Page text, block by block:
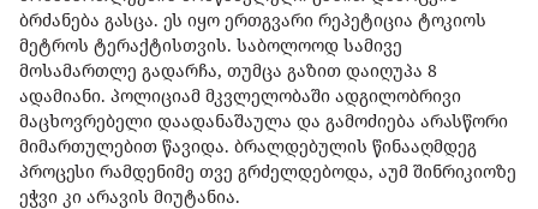
ბრძანება გასცა. ეს იყო ერთგვარი რეპეტიცია ტოკიოს
მეტროს ტერაქტისთვის. საბოლოოდ სამივე
მოსამართლე გადარჩა, თუმცა გაზით დაიღუპა 8
ადამიანი. პოლიციამ მკვლელობაში ადგილობრივი
მაცხოვრებელი დაადანაშაულა და გამოძიება არასწორი
მიმართულებით წავიდა. ბრალდებულის წინააღმდეგ
პროცესი რამდენიმე თვე გრძელდებოდა, აუმ შინრიკიოზე
ეჭვი კი არავის მიუტანია.